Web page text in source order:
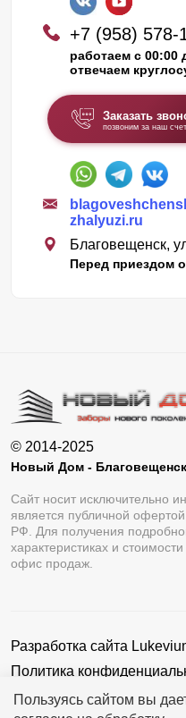
Пользуясь сайтом вы
+7 (958) 578-
работаем с 00:00
отвечаем
Заказать
позвоним за наш счет
zhalyuzi.ru
Благовещенск,
Перед приездом
© 2014-2025
Новый Дом - Благовещенск
Сайт носит исключительно
является публичной
РФ. Для получения
характеристиках и
офис продаж.
Разработка сайта
Политика
Пользовательское